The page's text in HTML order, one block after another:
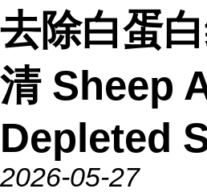
去除白蛋
清 Sheep
Depleted
2026-05-27